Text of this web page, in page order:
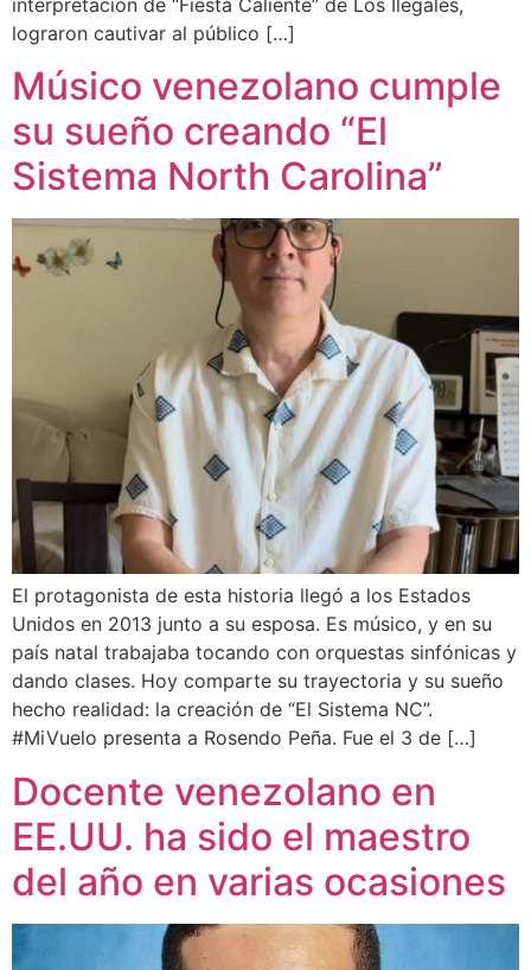
interpretación de “Fiesta Caliente” de Los Ilegales,
lograron cautivar al público […]
Músico venezolano cumple
su sueño creando “El
Sistema North Carolina”
El protagonista de esta historia llegó a los Estados
Unidos en 2013 junto a su esposa. Es músico, y en su
país natal trabajaba tocando con orquestas sinfónicas y
dando clases. Hoy comparte su trayectoria y su sueño
hecho realidad: la creación de “El Sistema NC”.
#MiVuelo presenta a Rosendo Peña. Fue el 3 de […]
Docente venezolano en
EE.UU. ha sido el maestro
del año en varias ocasiones